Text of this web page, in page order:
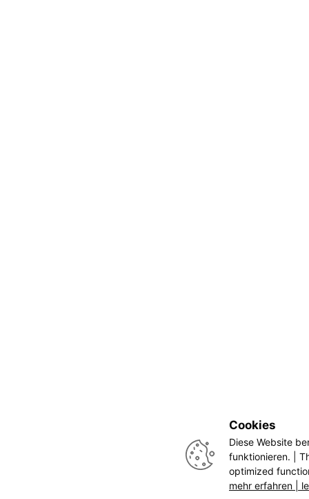
Cookies
Diese Website
funktionieren. |
optimized
mehr erfahren |